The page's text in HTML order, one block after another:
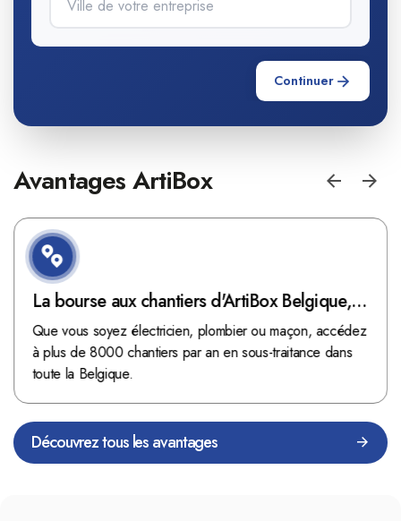
Continuer
Avantages ArtiBox
La bourse aux chantiers d'ArtiBox Belgique,
véritable mine d'or !
Que vous soyez électricien, plombier ou maçon, accédez
à plus de 8000 chantiers par an en sous-traitance dans
toute la Belgique.
Découvrez tous les avantages